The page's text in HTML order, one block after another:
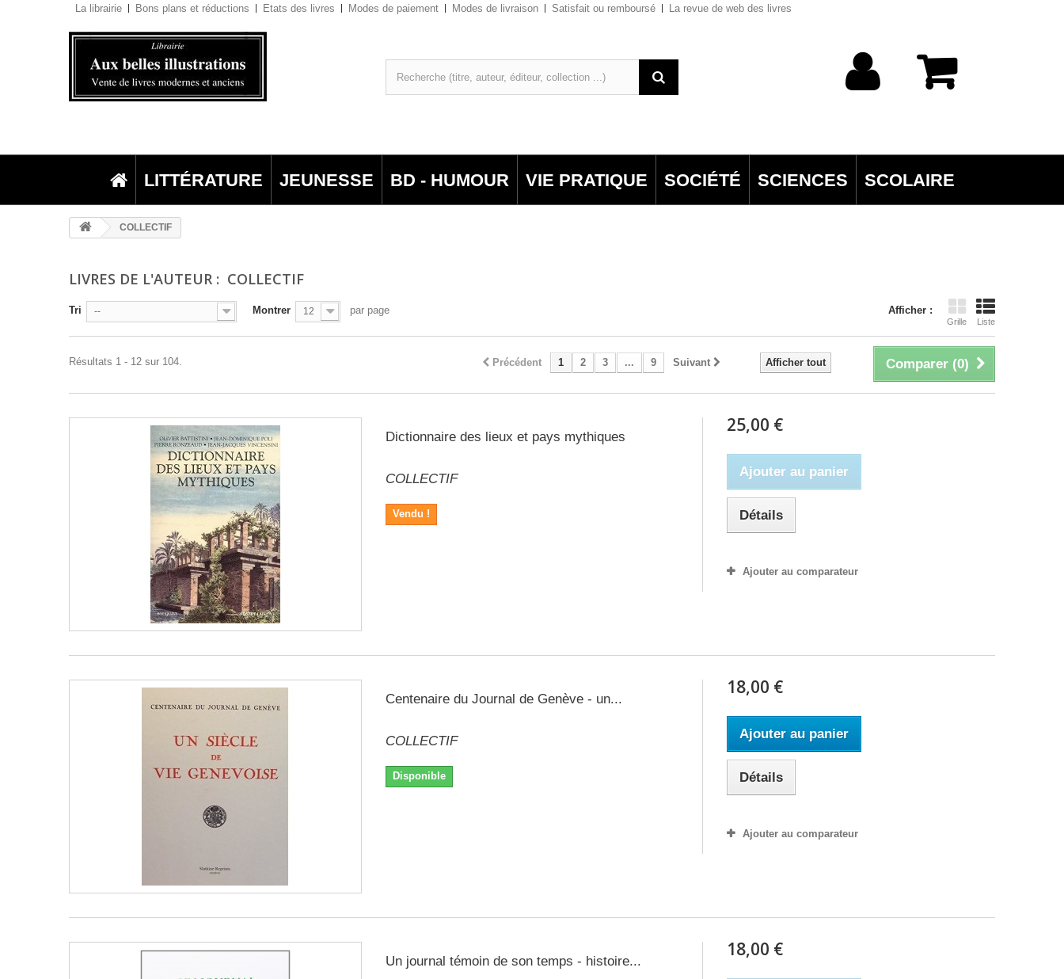
La librairie Bons plans et réductions Etats des livres Modes de paiement Modes de livraison Satisfait ou remboursé La revue de web des livres
LITTÉRATURE JEUNESSE BD - HUMOUR VIE PRATIQUE SOCIÉTÉ SCIENCES SCOLAIRE
COLLECTIF
LIVRES DE L'AUTEUR : COLLECTIF
Afficher :
Grille Liste
Tri -- Montrer 12 par page
Comparer (0)
Afficher tout
Précédent 1 2 3 ... 9 Suivant
Résultats 1 - 12 sur 104.
Dictionnaire des lieux et pays mythiques
COLLECTIF
Vendu !
25,00 €
Ajouter au panier
Détails
Ajouter au comparateur
Centenaire du Journal de Genève - un...
COLLECTIF
Disponible
18,00 €
Ajouter au panier
Détails
Ajouter au comparateur
Un journal témoin de son temps - histoire...
18,00 €